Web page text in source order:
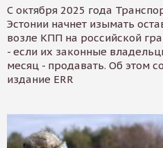
С октября 2025 года
Эстонии начнет изымать
возле КПП на российской
- если их законные
месяц - продавать. Об этом
издание ERR